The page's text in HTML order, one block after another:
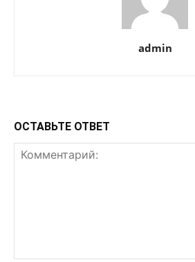
admin
ОСТАВЬТЕ ОТВЕТ